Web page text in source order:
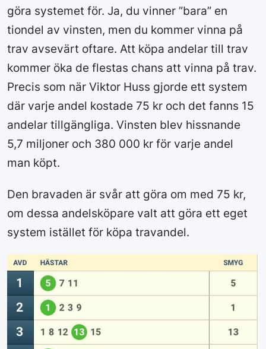
göra systemet för. Ja, du vinner ”bara” en
tiondel av vinsten, men du kommer vinna på
trav avsevärt oftare. Att köpa andelar till trav
kommer öka de flestas chans att vinna på trav.
Precis som när Viktor Huss gjorde ett system
där varje andel kostade 75 kr och det fanns 15
andelar tillgängliga. Vinsten blev hissnande
5,7 miljoner och 380 000 kr för varje andel
man köpt.
Den bravaden är svår att göra om med 75 kr,
om dessa andelsköpare valt att göra ett eget
system istället för köpa travandel.